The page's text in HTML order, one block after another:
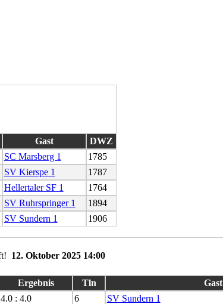
Gast
DWZ
SC Marsberg 1
1785
SV Kierspe 1
1787
Hellertaler SF 1
1764
SV Ruhrspringer 1
1894
SV Sundern 1 1906
12. Oktober 2025 14:00
Ergebnis Tln Gast
4.0 : 4.0 6 SV Sundern 1